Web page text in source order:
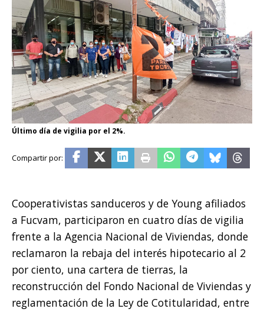
Último día de vigilia por el 2%.
Cooperativistas sanduceros y de Young afiliados
a Fucvam, participaron en cuatro días de vigilia
frente a la Agencia Nacional de Viviendas, donde
reclamaron la rebaja del interés hipotecario al 2
por ciento, una cartera de tierras, la
reconstrucción del Fondo Nacional de Viviendas y
reglamentación de la Ley de Cotitularidad, entre